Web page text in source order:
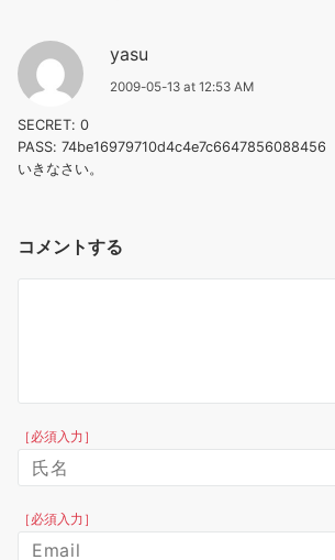
yasu
2009-05-13 at 12:53 AM
SECRET: 0
PASS: 74be16979710d4c4e7c6647856088456
いきなさい。
コメントする
［必須入力］
［必須入力］